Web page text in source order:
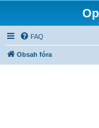
FAQ
Obsah fóra